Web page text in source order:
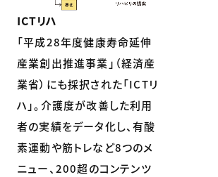
ICTリハ
「平成28年度健康寿命延伸
産業創出推進事業」（経済産
業省）にも採択された「ICTリ
ハ」。介護度が改善した利用
者の実績をデータ化し、有酸
素運動や筋トレなど8つのメ
ニュー、200超のコンテンツ